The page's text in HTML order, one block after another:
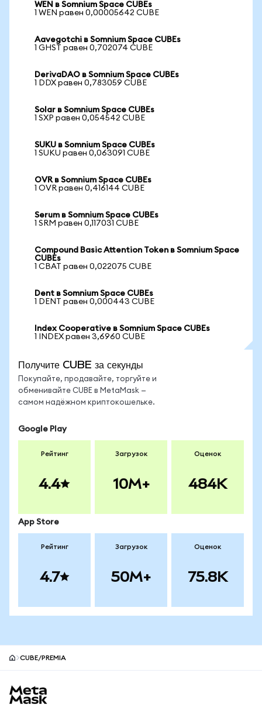
WEN в Somnium Space CUBEs
1 WEN равен 0,00005642 CUBE
Aavegotchi в Somnium Space CUBEs
1 GHST равен 0,702074 CUBE
DerivaDAO в Somnium Space CUBEs
1 DDX равен 0,783059 CUBE
Solar в Somnium Space CUBEs
1 SXP равен 0,054542 CUBE
SUKU в Somnium Space CUBEs
1 SUKU равен 0,063091 CUBE
OVR в Somnium Space CUBEs
1 OVR равен 0,416144 CUBE
Serum в Somnium Space CUBEs
1 SRM равен 0,117031 CUBE
Compound Basic Attention Token в Somnium Space
CUBEs
1 CBAT равен 0,022075 CUBE
Dent в Somnium Space CUBEs
1 DENT равен 0,000443 CUBE
Index Cooperative в Somnium Space CUBEs
1 INDEX равен 3,6960 CUBE
Получите CUBE за секунды
Покупайте, продавайте, торгуйте и
обменивайте CUBE в MetaMask —
самом надёжном криптокошельке.
Google Play
Рейтинг
4.4
Загрузок
10M+
Оценок
484K
App Store
Рейтинг
4.7
Загрузок
50M+
Оценок
75.8K
CUBE/PREMIA